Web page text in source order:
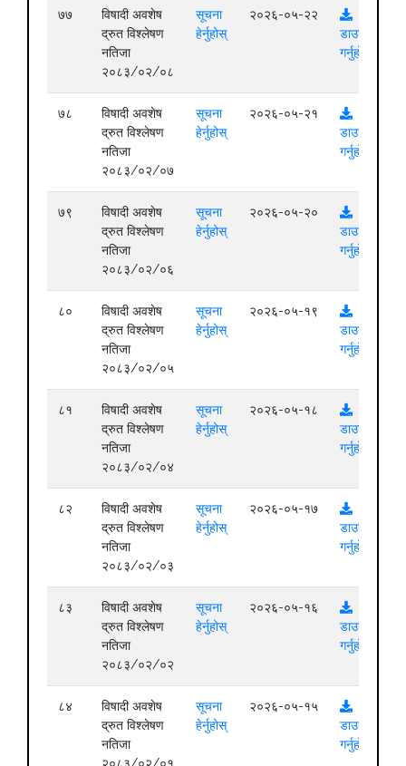
७७
विषादी अवशेष
द्रुत विश्लेषण
नतिजा
२०८३/०२/०८
सूचना
हेर्नुहोस्
२०२६-०५-२२
डाउनलोड
गर्नुहोस्
७८
विषादी अवशेष
द्रुत विश्लेषण
नतिजा
२०८३/०२/०७
सूचना
हेर्नुहोस्
२०२६-०५-२१
डाउनलोड
गर्नुहोस्
७९
विषादी अवशेष
द्रुत विश्लेषण
नतिजा
२०८३/०२/०६
सूचना
हेर्नुहोस्
२०२६-०५-२०
डाउनलोड
गर्नुहोस्
८०
विषादी अवशेष
द्रुत विश्लेषण
नतिजा
२०८३/०२/०५
सूचना
हेर्नुहोस्
२०२६-०५-१९
डाउनलोड
गर्नुहोस्
८१
विषादी अवशेष
द्रुत विश्लेषण
नतिजा
२०८३/०२/०४
सूचना
हेर्नुहोस्
२०२६-०५-१८
डाउनलोड
गर्नुहोस्
८२
विषादी अवशेष
द्रुत विश्लेषण
नतिजा
२०८३/०२/०३
सूचना
हेर्नुहोस्
२०२६-०५-१७
डाउनलोड
गर्नुहोस्
८३
विषादी अवशेष
द्रुत विश्लेषण
नतिजा
२०८३/०२/०२
सूचना
हेर्नुहोस्
२०२६-०५-१६
डाउनलोड
गर्नुहोस्
८४
विषादी अवशेष
द्रुत विश्लेषण
नतिजा
सूचना
हेर्नुहोस्
२०२६-०५-१५
डाउनलोड
गर्नुहोस्